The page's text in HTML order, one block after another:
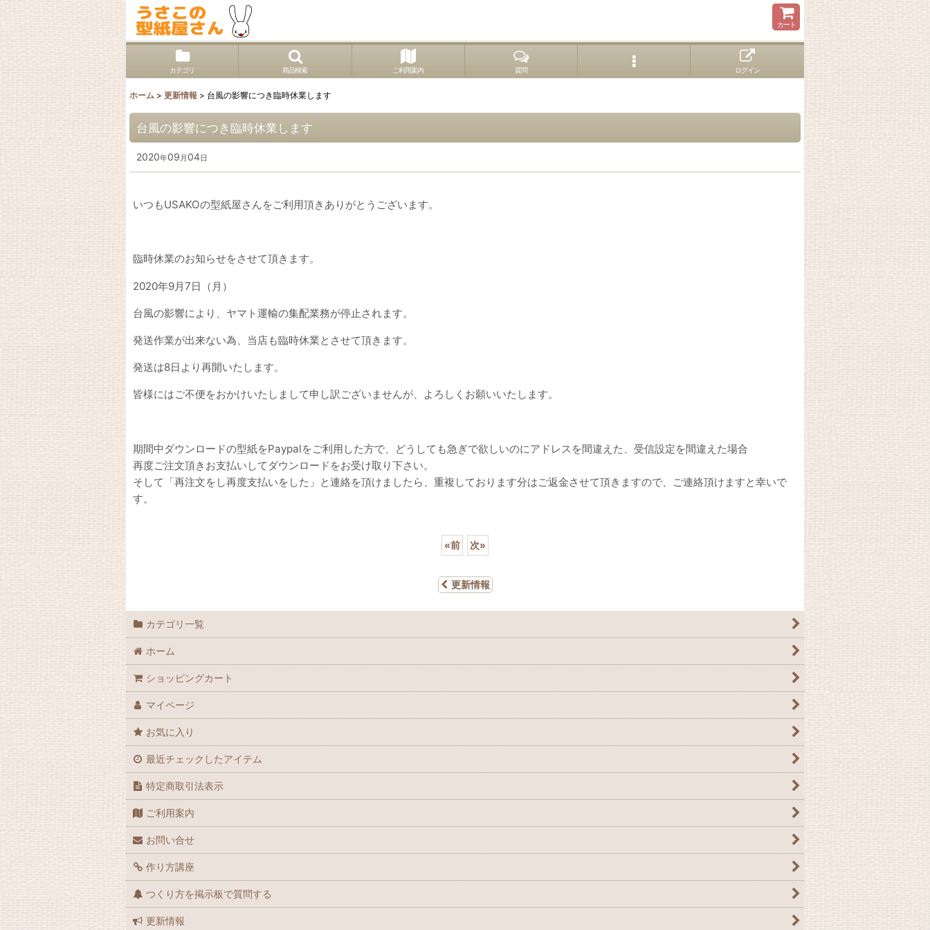
カート
カテゴリ 商品検索 ご利用案内 質問 ログイン
ホーム > 更新情報 > 台風の影響につき臨時休業します
台風の影響につき臨時休業します
2020年09 月 04日
いつもUSAKOの型紙屋さんをご利用頂きありがとうございます。
臨時休業のお知らせをさせて頂きます。
2020年9月7日（月）
台風の影響により、ヤマト運輸の集配業務が停止されます。
発送作業が出来ない為、当店も臨時休業とさせて頂きます。
発送は8日より再開いたします。
皆様にはご不便をおかけいたしまして申し訳ございませんが、よろしくお願いいたします。
期間中ダウンロードの型紙をPaypalをご利用した方で、どうしても急ぎで欲しいのにアドレスを間違えた、受信設定を間違えた場合
再度ご注文頂きお支払いしてダウンロードをお受け取り下さい。
そして「再注文をし再度支払いをした」と連絡を頂けましたら、重複しております分はご返金させて頂きますので、ご連絡頂けますと幸いで
す。
«前 次»
更新情報
カテゴリ一覧
ホーム
ショッピングカート
マイページ
お気に入り
最近チェックしたアイテム
特定商取引法表示
ご利用案内
お問い合せ
作り方講座
つくり方を掲示板で質問する
更新情報